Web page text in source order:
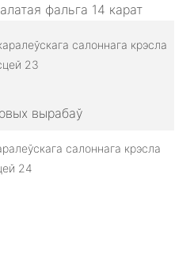
фальга 14 карат
вырабаў